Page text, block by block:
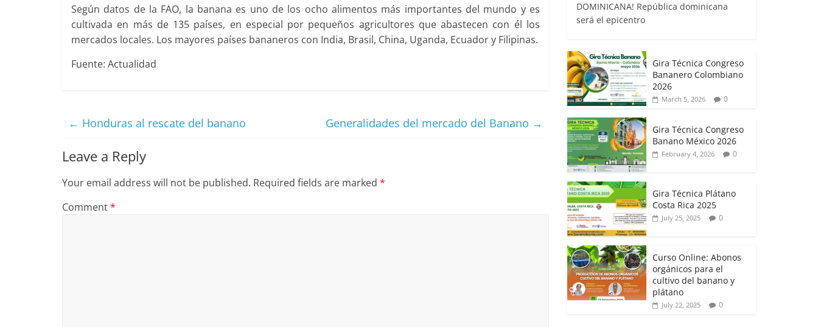
Según datos de la FAO, la banana es uno de los ocho alimentos más importantes del mundo y es
cultivada en más de 135 países, en especial por pequeños agricultores que abastecen con él los
mercados locales. Los mayores países bananeros con India, Brasil, China, Uganda, Ecuador y Filipinas.
Fuente: Actualidad
← Honduras al rescate del banano Generalidades del mercado del Banano →
Leave a Reply
Your email address will not be published. Required fields are marked *
Comment*
DOMINICANA! República dominicana
será el epicentro
Gira Técnica Congreso
Bananero Colombiano
2026
March 5, 2026 0
Gira Técnica Congreso
Banano México 2026
February 4, 2026 0
Gira Técnica Plátano
Costa Rica 2025
July 25, 2025 0
Curso Online: Abonos
orgánicos para el
cultivo del banano y
plátano
July 22, 2025 0